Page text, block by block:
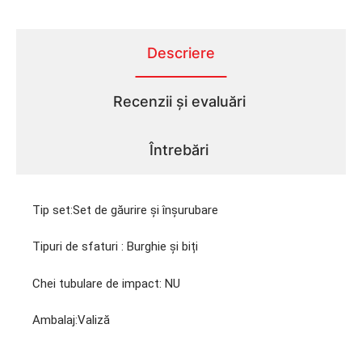
Descriere
Recenzii și evaluări
Întrebări
Tip set:Set de găurire și înșurubare
Tipuri de sfaturi : Burghie și biți
Chei tubulare de impact: NU
Ambalaj:Valiză